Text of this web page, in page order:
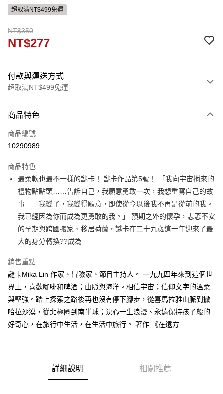
超取滿NT$499免運
NT$350
NT$277
付款與運送方式
超取滿NT$499免運
信用卡一次付款
運送方式
付款後全家取貨
每筆NT$60，滿NT$499(含以上)免運費
付款後7-11取貨
每筆NT$60，滿NT$499(含以上)免運費
宅配
每筆NT$100，滿NT$499(含以上)免運費
商品特色
商品編號
10290989
商品特色
最柔軟也最不一樣的謎卡！ 謎卡作品第5號！ 「我向宇宙捎來的
禮物點點頭……告訴自己，我願意勇敢一次，我想重寫自己的故
事……我變了，我變得願意，即使從今以後我不再是從前的我。
我已經因為你而成為更勇敢的我。」 預期之外的懷孕，忐忑不安
的孕期與跨國搬家、移居荷蘭，謎卡在二十九歲這一年迎來了最
大的身分轉換??成為
銷售重點
謎卡Mika Lin 作家、冒險家、節目主持人。 一九九四年來到這個世
界上，喜歡咖啡和啤酒；山脈與海洋。相信宇宙；信仰文字的溫柔
與堅強。踏上探索之路後再也沒有停下腳步，從喜馬拉雅山脈到撒
哈拉沙漠，從北極圈到南半球；決心一生浪漫、永遠保持孩子般的
好奇心，在旅行中生活，在生活中旅行。 著作 《在遠方
詳細說明 相關推薦